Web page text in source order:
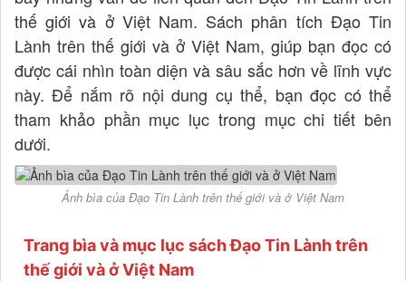
thế giới và ở Việt Nam. Sách phân tích Đạo Tin
Lành trên thế giới và ở Việt Nam, giúp bạn đọc có
được cái nhìn toàn diện và sâu sắc hơn về lĩnh vực
này. Để nắm rõ nội dung cụ thể, bạn đọc có thể
tham khảo phần mục lục trong mục chi tiết bên
dưới.
Ảnh bìa của Đạo Tin Lành trên thế giới và ở Việt Nam
Trang bìa và mục lục sách Đạo Tin Lành trên
thế giới và ở Việt Nam